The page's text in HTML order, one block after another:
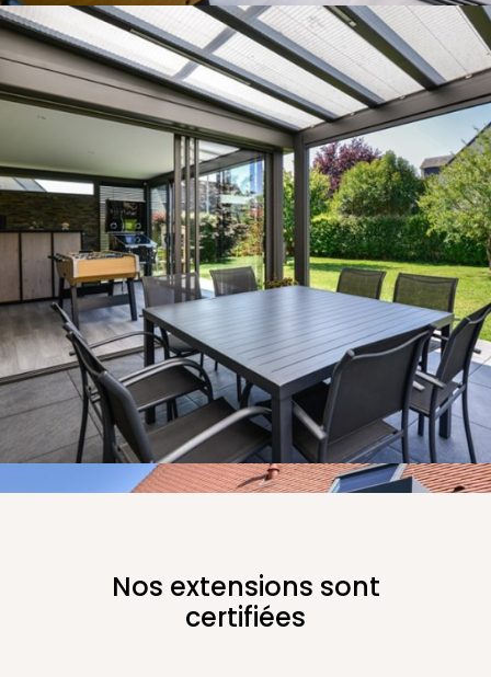
à une réalisation sur-mesure et selon caractéristiques
citées, sous réserve de l’accessibilité et du lieu de
pose.
Les plus Gustave Rideau
Conseil pour l’agencement de votre
espace
Aide aux démarches administratives
Livraison & pose
Garantie décennale
Aide au financement*
En savoir plus
Nos extensions sont
certifiées